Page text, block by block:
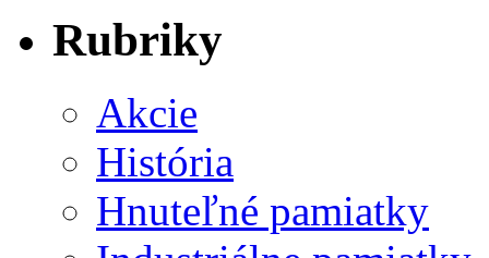
Rubriky
Akcie
História
Hnuteľné pamiatky